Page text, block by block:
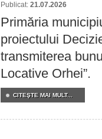
Publicat: 21.07.2026
Primăria
proiectului
transmiterea
Locative Orhei”.
CITEŞTE MAI MULT...